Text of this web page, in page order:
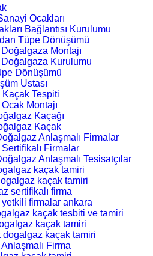
Ocakları
Bağlantısı Kurulumu
Tüpe Dönüşümü
Montajı
Doğalgaza Kurulumu
Dönüşümü
Ustası
Tespiti
Montajı
Kaçağı
Kaçak
Anlaşmalı Firmalar
Firmalar
Anlaşmalı Tesisatçılar
kaçak tamiri
kaçak tamiri
sertifikalı firma
firmalar ankara
kaçak tesbiti ve tamiri
kaçak tamiri
dogalgaz kaçak tamiri
Firma